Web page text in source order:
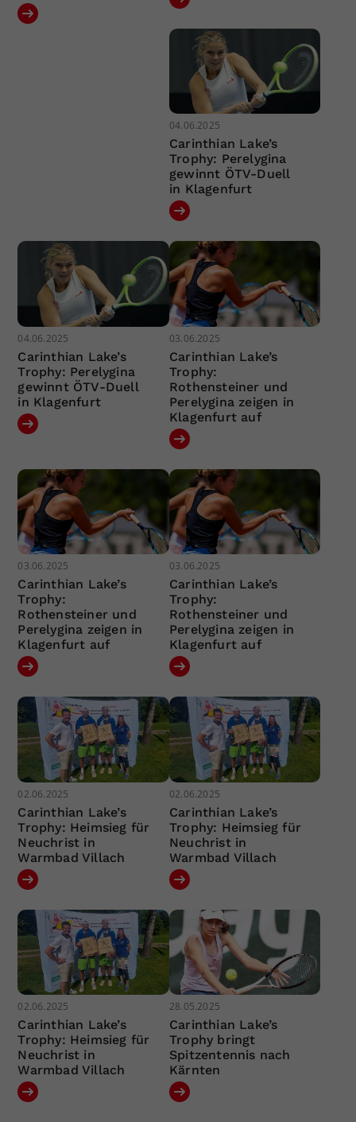
04.06.2025
Carinthian Lake’s
Trophy: Perelygina
gewinnt ÖTV-Duell
in Klagenfurt
04.06.2025
Carinthian Lake’s
Trophy: Perelygina
gewinnt ÖTV-Duell
in Klagenfurt
03.06.2025
Carinthian Lake’s
Trophy:
Rothensteiner und
Perelygina zeigen in
Klagenfurt auf
03.06.2025
Carinthian Lake’s
Trophy:
Rothensteiner und
Perelygina zeigen in
Klagenfurt auf
03.06.2025
Carinthian Lake’s
Trophy:
Rothensteiner und
Perelygina zeigen in
Klagenfurt auf
02.06.2025
Carinthian Lake’s
Trophy: Heimsieg für
Neuchrist in
Warmbad Villach
02.06.2025
Carinthian Lake’s
Trophy: Heimsieg für
Neuchrist in
Warmbad Villach
02.06.2025
Carinthian Lake’s
Trophy: Heimsieg für
Neuchrist in
Warmbad Villach
28.05.2025
Carinthian Lake’s
Trophy bringt
Spitzentennis nach
Kärnten